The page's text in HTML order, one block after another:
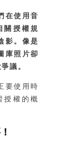
在使用音
關授權規
影。像是
庫照片卻
議。
要使用時
授權的概